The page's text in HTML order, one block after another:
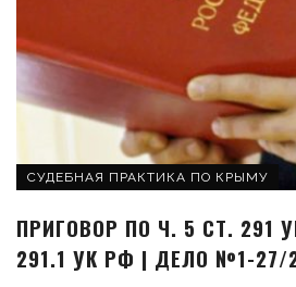
СУДЕБНАЯ ПРАКТИКА ПО КРЫМУ
ПРИГОВОР ПО Ч. 5 СТ. 291
291.1 УК РФ | ДЕЛО №1-27/